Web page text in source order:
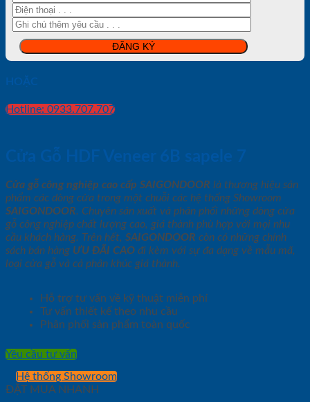
HOẶC
Hotline: 0933.707.707
Cửa Gỗ HDF Veneer 6B sapele 7
Cửa gỗ công nghiệp cao cấp SAIGONDOOR là thương hiệu sản
phẩm các dòng cửa trong một chuỗi các hệ thống Showroom
SAIGONDOOR. Chuyên sản xuất và phân phối những dòng cửa
gỗ công nghiệp chất lượng cao, giá thành phù hợp với mọi nhu
cầu khách hàng. Trên hết, SAIGONDOOR còn có những chính
sách bán hàng ƯU ĐÃI CAO đi kèm với sự đa dạng về mẫu mã,
loại cửa gỗ và cả phân khúc giá thành.
Hỗ trợ tư vấn về kỹ thuật miễn phí
Tư vấn thiết kế theo nhu cầu
Phân phối sản phẩm toàn quốc
Yêu cầu tư vấn
Hệ thống Showroom
ĐẶT MUA NHANH